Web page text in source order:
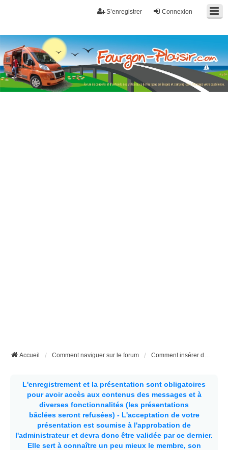
Connexion
S’enregistrer
Fourgon-plaisir.com
Forum de conseils et d'entraide des utilisateurs de fourgons, fourgons
aménagés, vans et de camping-car. Partagez votre expérience.
Accueil Comment naviguer sur le forum Comment insérer des photos sur le forum
L'enregistrement et la présentation sont obligatoires
pour avoir accès aux contenus des messages et à
diverses fonctionnalités (les présentations
bâclées seront refusées) - L'acceptation de votre
présentation est soumise à l'approbation de
l'administrateur et devra donc être validée par ce dernier.
Elle sert à connaître un peu mieux le membre, son